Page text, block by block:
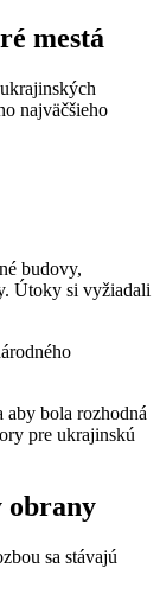
mestá
najväčšieho
budovy,
Útoky si vyžiadali
aby bola rozhodná
pre ukrajinskú
obrany
sa stávajú